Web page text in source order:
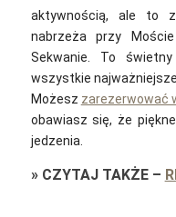
aktywnością, ale to
nabrzeża przy
Sekwanie. To
wszystkie
Możesz zarezerwować
obawiasz się, że
jedzenia.
» CZYTAJ TAKŻE–